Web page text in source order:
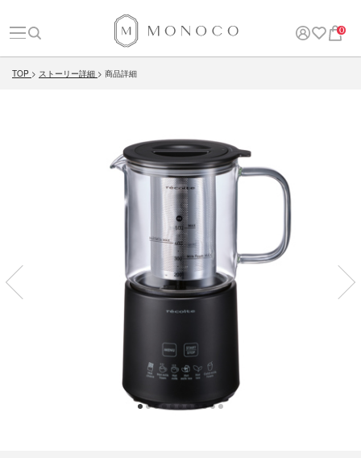
0
TOP ストーリー詳細 商品詳細